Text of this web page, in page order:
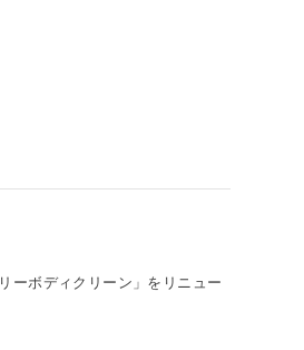
ーボディクリーン」をリニュー